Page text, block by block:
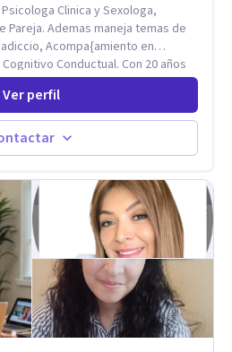
Pareja. Ademas maneja temas de
en
Conductual. Con 20 años
capacitandose en las
Mental.
Ver perfil